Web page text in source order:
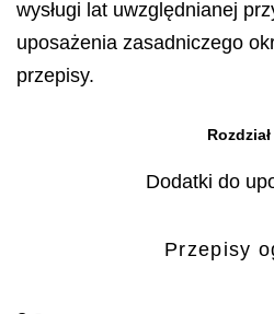
wysługi lat uwzględnianej
uposażenia zasadniczego
przepisy.
Rozdział
Dodatki do
Przepisy